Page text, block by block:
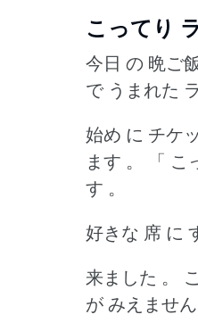
こってり
今日 の 晩ご
で うまれた
始め に チケ
ます 。
「
す 。
好きな 席 に
来ました 。
が みえません